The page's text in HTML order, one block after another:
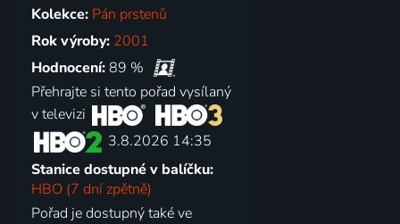
Kolekce: Pán prstenů
Rok výroby: 2001
Hodnocení: 89 %
Přehrajte si tento pořad vysílaný
v televizi
3.8.2026 14:35
Stanice dostupné v balíčku:
HBO (7 dní zpětně)
Pořad je dostupný také ve